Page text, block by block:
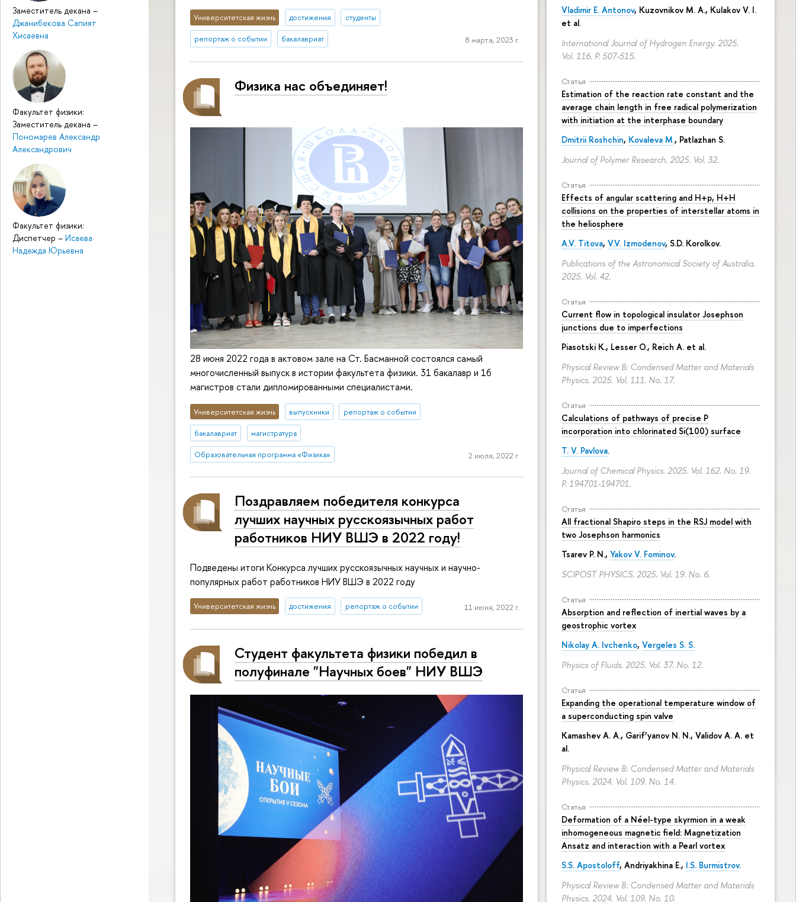
Заместитель декана –
Джанибекова Сапият
Хисаевна
Факультет физики:
Заместитель декана –
Пономарев Александр
Александрович
Факультет физики:
Диспетчер – Исаева
Надежда Юрьевна
Vladimir E. Antonov, Kuzovnikov M. A., Kulakov V. I.
et al.
International Journal of Hydrogen Energy. 2025.
Vol. 116. P. 507-515.
Статья
Estimation of the reaction rate constant and the
average chain length in free radical polymerization
with initiation at the interphase boundary
Dmitrii Roshchin, Kovaleva M., Patlazhan S.
Journal of Polymer Research. 2025. Vol. 32.
Статья
Effects of angular scattering and H+p, H+H
collisions on the properties of interstellar atoms in
the heliosphere
A.V. Titova, V.V. Izmodenov, S.D. Korolkov.
Publications of the Astronomical Society of Australia.
2025. Vol. 42.
Статья
Current flow in topological insulator Josephson
junctions due to imperfections
Piasotski K., Lesser O., Reich A. et al.
Physical Review B: Condensed Matter and Materials
Physics. 2025. Vol. 111. No. 17.
Статья
Calculations of pathways of precise P
incorporation into chlorinated Si(100) surface
T. V. Pavlova.
Journal of Chemical Physics. 2025. Vol. 162. No. 19.
P. 194701-194701.
Статья
All fractional Shapiro steps in the RSJ model with
two Josephson harmonics
Tsarev P. N., Yakov V. Fominov.
SCIPOST PHYSICS. 2025. Vol. 19. No. 6.
Статья
Absorption and reflection of inertial waves by a
geostrophic vortex
Nikolay A. Ivchenko, Vergeles S. S.
Physics of Fluids. 2025. Vol. 37. No. 12.
Статья
Expanding the operational temperature window of
a superconducting spin valve
Kamashev A. A., Garif’yanov N. N., Validov A. A. et
al.
Physical Review B: Condensed Matter and Materials
Physics. 2024. Vol. 109. No. 14.
Статья
Deformation of a Néel-type skyrmion in a weak
inhomogeneous magnetic field: Magnetization
Ansatz and interaction with a Pearl vortex
S.S. Apostoloff, Andriyakhina E., I.S. Burmistrov.
Physical Review B: Condensed Matter and Materials
Physics. 2024. Vol. 109. No. 10.
Университетская жизнь достижения студенты
репортаж о событии бакалавриат 8 марта, 2023 г.
Физика нас объединяет!
28 июня 2022 года в актовом зале на Ст. Басманной состоялся самый
многочисленный выпуск в истории факультета физики. 31 бакалавр и 16
магистров стали дипломированными специалистами.
Университетская жизнь выпускники репортаж о событии
бакалавриат магистратура
Образовательная программа «Физика» 2 июля, 2022 г.
Поздравляем победителя конкурса
лучших научных русскоязычных работ
работников НИУ ВШЭ в 2022 году!
Подведены итоги Конкурса лучших русскоязычных научных и научно-
популярных работ работников НИУ ВШЭ в 2022 году
Университетская жизнь достижения репортаж о событии 11 июня, 2022 г.
Студент факультета физики победил в
полуфинале "Научных боев" НИУ ВШЭ